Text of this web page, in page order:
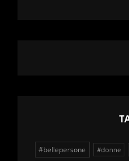
#bellepersone #donne